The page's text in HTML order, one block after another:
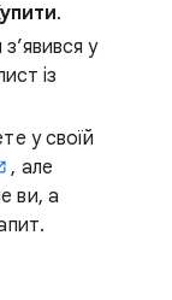
.
у
із
у своїй
, але
ви, а